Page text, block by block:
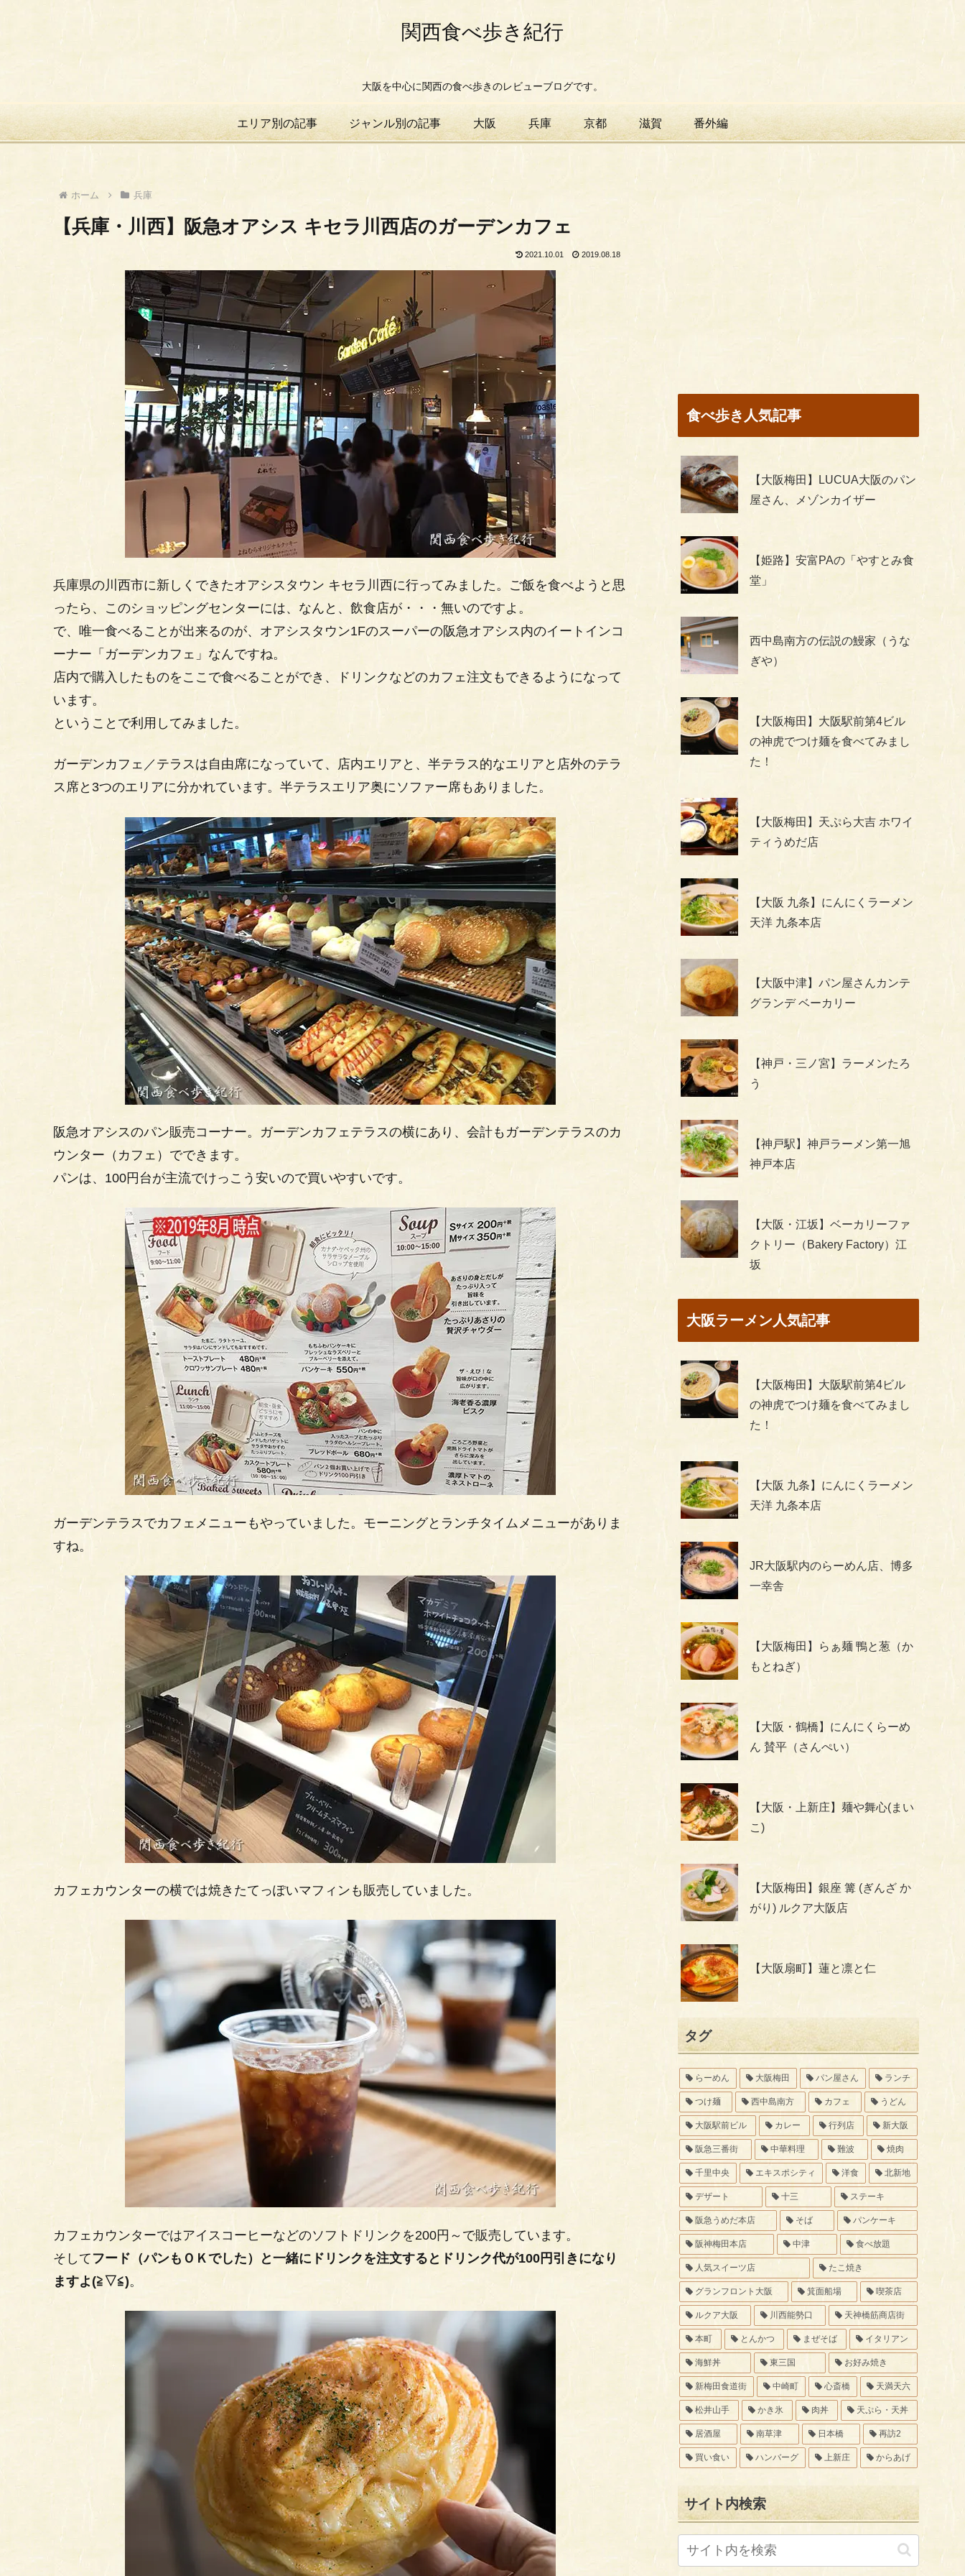
関西食べ歩き紀行
大阪を中心に関西の食べ歩きのレビューブログです。
エリア別の記事 ジャンル別の記事 大阪 兵庫 京都 滋賀 番外編
ホーム 兵庫
【兵庫・川西】阪急オアシス キセラ川西店のガーデンカフェ
2021.10.01 2019.08.18
兵庫県の川西市に新しくできたオアシスタウン キセラ川西に行ってみました。ご飯を食べようと思
ったら、このショッピングセンターには、なんと、飲食店が・・・無いのですよ。
で、唯一食べることが出来るのが、オアシスタウン1Fのスーパーの阪急オアシス内のイートインコ
ーナー「ガーデンカフェ」なんですね。
店内で購入したものをここで食べることができ、ドリンクなどのカフェ注文もできるようになって
います。
ということで利用してみました。
ガーデンカフェ／テラスは自由席になっていて、店内エリアと、半テラス的なエリアと店外のテラ
ス席と3つのエリアに分かれています。半テラスエリア奥にソファー席もありました。
阪急オアシスのパン販売コーナー。ガーデンカフェテラスの横にあり、会計もガーデンテラスのカ
ウンター（カフェ）でできます。
パンは、100円台が主流でけっこう安いので買いやすいです。
ガーデンテラスでカフェメニューもやっていました。モーニングとランチタイムメニューがありま
すね。
カフェカウンターの横では焼きたてっぽいマフィンも販売していました。
カフェカウンターではアイスコーヒーなどのソフトドリンクを200円～で販売しています。
そして フード（パンもＯＫでした）と一緒にドリンクを注文するとドリンク代が100円引きになり
ますよ(≧▽≦)。
食べ歩き人気記事
【大阪梅田】LUCUA大阪のパン
屋さん、メゾンカイザー
【姫路】安富PAの「やすとみ食
堂」
西中島南方の伝説の鰻家（うな
ぎや）
【大阪梅田】大阪駅前第4ビル
の神虎でつけ麺を食べてみまし
た！
【大阪梅田】天ぷら大吉 ホワイ
ティうめだ店
【大阪 九条】にんにくラーメン
天洋 九条本店
【大阪中津】パン屋さんカンテ
グランデ ベーカリー
【神戸・三ノ宮】ラーメンたろ
う
【神戸駅】神戸ラーメン第一旭
神戸本店
【大阪・江坂】ベーカリーファ
クトリー（Bakery Factory）江
坂
大阪ラーメン人気記事
【大阪梅田】大阪駅前第4ビル
の神虎でつけ麺を食べてみまし
た！
【大阪 九条】にんにくラーメン
天洋 九条本店
JR大阪駅内のらーめん店、博多
一幸舎
【大阪梅田】らぁ麺 鴨と葱（か
もとねぎ）
【大阪・鶴橋】にんにくらーめ
ん 賛平（さんぺい）
【大阪・上新庄】麺や舞心(まい
こ)
【大阪梅田】銀座 篝 (ぎんざ か
がり) ルクア大阪店
【大阪扇町】蓮と凛と仁
タグ
らーめん 大阪梅田 パン屋さん ランチ
つけ麺 西中島南方 カフェ うどん
大阪駅前ビル カレー 行列店 新大阪
阪急三番街 中華料理 難波 焼肉
千里中央 エキスポシティ 洋食 北新地
デザート 十三 ステーキ
阪急うめだ本店 そば パンケーキ
阪神梅田本店 中津 食べ放題
人気スイーツ店 たこ焼き
グランフロント大阪 箕面船場 喫茶店
ルクア大阪 川西能勢口 天神橋筋商店街
本町 とんかつ まぜそば イタリアン
海鮮丼 東三国 お好み焼き
新梅田食道街 中崎町 心斎橋 天満天六
松井山手 かき氷 肉丼 天ぷら・天丼
居酒屋 南草津 日本橋 再訪2
買い食い ハンバーグ 上新庄 からあげ
サイト内検索